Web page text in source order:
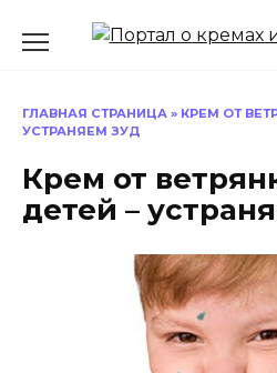
ГЛАВНАЯ СТРАНИЦА » КРЕМ ОТ
УСТРАНЯЕМ ЗУД
Крем от
детей –